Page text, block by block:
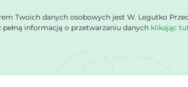
Twoich danych osobowych jest W. Legutko
pełną informacją o przetwarzaniu danych klikając